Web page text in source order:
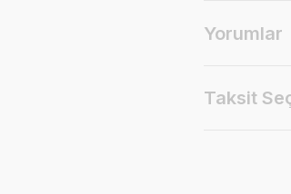
Yorumlar
Taksit